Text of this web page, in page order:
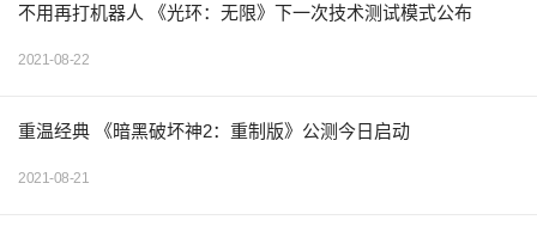
不用再打机器人 《光环：无限》下一次技术测试模式公布
2021-08-22
重温经典 《暗黑破坏神2：重制版》公测今日启动
2021-08-21